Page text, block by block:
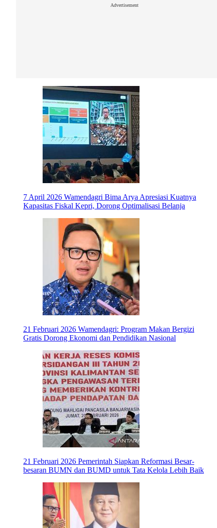
Advertisement
7 April 2026 Wamendagri Bima Arya Apresiasi Kuatnya
Kapasitas Fiskal Kepri, Dorong Optimalisasi Belanja
21 Februari 2026 Wamendagri: Program Makan Bergizi
Gratis Dorong Ekonomi dan Pendidikan Nasional
21 Februari 2026 Pemerintah Siapkan Reformasi Besar-
besaran BUMN dan BUMD untuk Tata Kelola Lebih Baik